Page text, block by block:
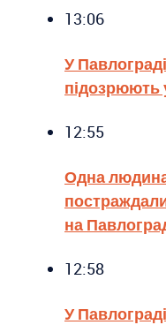
13:06
У
підозрюють
12:55
Одна
на
12:58
У